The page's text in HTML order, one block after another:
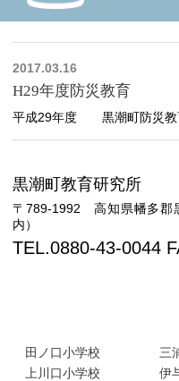
2017.03.16
H29年度防災教育
平成29年度 黒潮町防災教
黒潮町教育研究所
〒789-1992 高知県幡多郡
内）
TEL.0880-43-0044
田ノ口小学校 三
上川口小学校
伊